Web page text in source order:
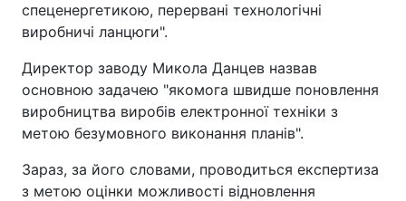
спеценергетикою, перервані технологічні
виробничі ланцюги".
Директор заводу Микола Данцев назвав
основною задачею "якомога швидше поновлення
виробництва виробів електронної техніки з
метою безумовного виконання планів".
Зараз, за його словами, проводиться експертиза
з метою оцінки можливості відновлення